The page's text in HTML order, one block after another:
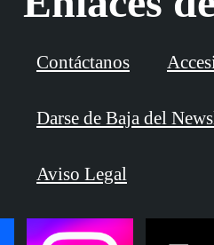
Contáctanos
Darse de Baja del
Aviso Legal